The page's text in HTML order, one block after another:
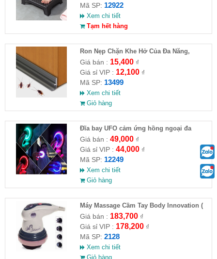
Mã SP: 12922
Xem chi tiết
Tạm hết hàng
Ron Nẹp Chặn Khe Hở Của Đa Năng,
Chống Côn Trùng( HĐ )
Giá bán : 15,400₫
Giá sỉ VIP : 12,100₫
Mã SP: 13499
Xem chi tiết
Giỏ hàng
Đĩa bay UFO cảm ứng hồng ngoại đa
chiều tự động bay về
Giá bán : 49,000₫
Giá sỉ VIP : 44,000₫
Mã SP: 12249
Xem chi tiết
Giỏ hàng
Máy Massage Cầm Tay Body Innovation (
HĐ )
Giá bán : 183,700₫
Giá sỉ VIP : 178,200₫
Mã SP: 2128
Xem chi tiết
Giỏ hàng